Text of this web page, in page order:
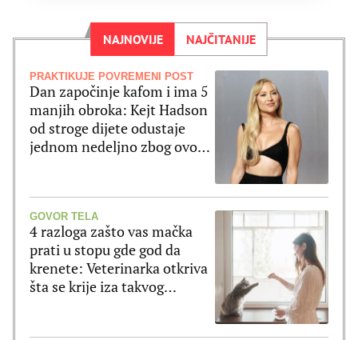
NAJNOVIJE NAJČITANIJE
PRAKTIKUJE POVREMENI POST
Dan započinje kafom i ima 5
manjih obroka: Kejt Hadson
od stroge dijete odustaje
jednom nedeljno zbog ovog
GOVOR TELA
4 razloga zašto vas mačka
prati u stopu gde god da
krenete: Veterinarka otkriva
šta se krije iza takvog